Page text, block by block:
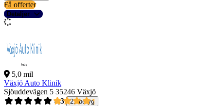
Få offerter
Detaljer
5,0 mil
Växjö Auto Klinik
Sjöuddevägen 5 35246 Växjö
4,3
21 betyg